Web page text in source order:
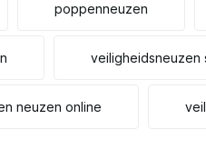
poppenneuzen
veiligheidsneuzen
neuzen online